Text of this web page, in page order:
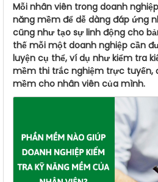
Mỗi nhân viên trong doanh
năng mềm để dễ dàng đáp ứng
cũng như tạo sự linh động cho
thế mỗi một doanh nghiệp cần
luyện cụ thể, ví dụ như kiểm tra
mềm thi trắc nghiệm trực tuyến,
mềm cho nhân viên của mình.